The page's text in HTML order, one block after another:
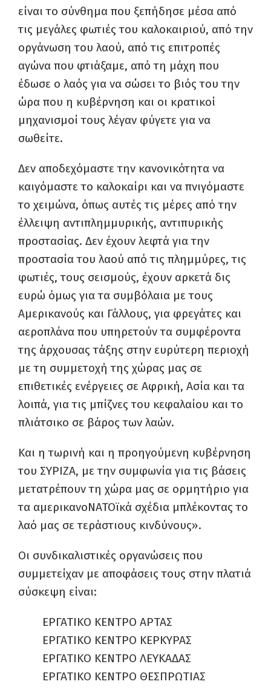
είναι το σύνθημα που ξεπήδησε μέσα από
τις μεγάλες φωτιές του καλοκαιριού, από την
οργάνωση του λαού, από τις επιτροπές
αγώνα που φτιάξαμε, από τη μάχη που
έδωσε ο λαός για να σώσει το βιός του την
ώρα που η κυβέρνηση και οι κρατικοί
μηχανισμοί τους λέγαν φύγετε για να
σωθείτε.
Δεν αποδεχόμαστε την κανονικότητα να
καιγόμαστε το καλοκαίρι και να πνιγόμαστε
το χειμώνα, όπως αυτές τις μέρες από την
έλλειψη αντιπλημμυρικής, αντιπυρικής
προστασίας. Δεν έχουν λεφτά για την
προστασία του λαού από τις πλημμύρες, τις
φωτιές, τους σεισμούς, έχουν αρκετά δις
ευρώ όμως για τα συμβόλαια με τους
Αμερικανούς και Γάλλους, για φρεγάτες και
αεροπλάνα που υπηρετούν τα συμφέροντα
της άρχουσας τάξης στην ευρύτερη περιοχή
με τη συμμετοχή της χώρας μας σε
επιθετικές ενέργειες σε Αφρική, Ασία και τα
λοιπά, για τις μπίζνες του κεφαλαίου και το
πλιάτσικο σε βάρος των λαών.
Και η τωρινή και η προηγούμενη κυβέρνηση
του ΣΥΡΙΖΑ, με την συμφωνία για τις βάσεις
μετατρέπουν τη χώρα μας σε ορμητήριο για
τα αμερικανοΝΑΤΟϊκά σχέδια μπλέκοντας το
λαό μας σε τεράστιους κινδύνους».
Οι συνδικαλιστικές οργανώσεις που
συμμετείχαν με αποφάσεις τους στην πλατιά
σύσκεψη είναι:
ΕΡΓΑΤΙΚΟ ΚΕΝΤΡΟ ΑΡΤΑΣ
ΕΡΓΑΤΙΚΟ ΚΕΝΤΡΟ ΚΕΡΚΥΡΑΣ
ΕΡΓΑΤΙΚΟ ΚΕΝΤΡΟ ΛΕΥΚΑΔΑΣ
ΕΡΓΑΤΙΚΟ ΚΕΝΤΡΟ ΘΕΣΠΡΩΤΙΑΣ